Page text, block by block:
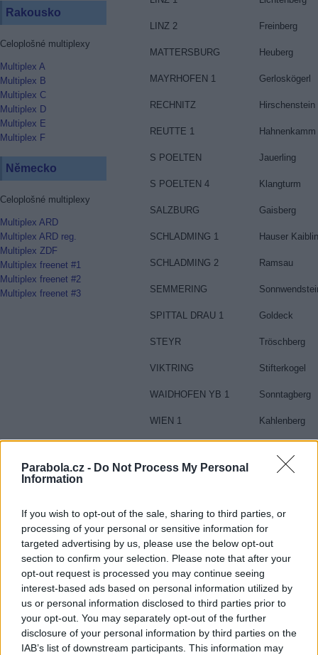
Parabola.cz - Do Not Process My Personal
Information
If you wish to opt-out of the sale, sharing to third parties, or
processing of your personal or sensitive information for
targeted advertising by us, please use the below opt-out
section to confirm your selection. Please note that after your
opt-out request is processed you may continue seeing
interest-based ads based on personal information utilized by
us or personal information disclosed to third parties prior to
your opt-out. You may separately opt-out of the further
disclosure of your personal information by third parties on the
IAB’s list of downstream participants. This information may
Rakousko
Celoplošné multiplexy
Multiplex A
Multiplex B
Multiplex C
Multiplex D
Multiplex E
Multiplex F
Německo
Celoplošné multiplexy
Multiplex ARD
Multiplex ARD reg.
Multiplex ZDF
Multiplex freenet #1
Multiplex freenet #2
Multiplex freenet #3
LINZ 2 Freinberg
MATTERSBURG Heuberg
MAYRHOFEN 1 Gerloskögerl
RECHNITZ Hirschenstein
REUTTE 1 Hahnenkamm
S POELTEN Jauerling
S POELTEN 4 Klangturm
SALZBURG Gaisberg
SCHLADMING 1 Hauser
SCHLADMING 2 Ramsau
SEMMERING
SPITTAL DRAU 1 Goldeck
STEYR Tröschberg
VIKTRING Stifterkogel
WAIDHOFEN YB 1 Sonntagberg
WIEN 1 Kahlenberg
WIEN 5 Arsenal
WIEN 8 Liesing
WOLFSBERG 1 Koralpe